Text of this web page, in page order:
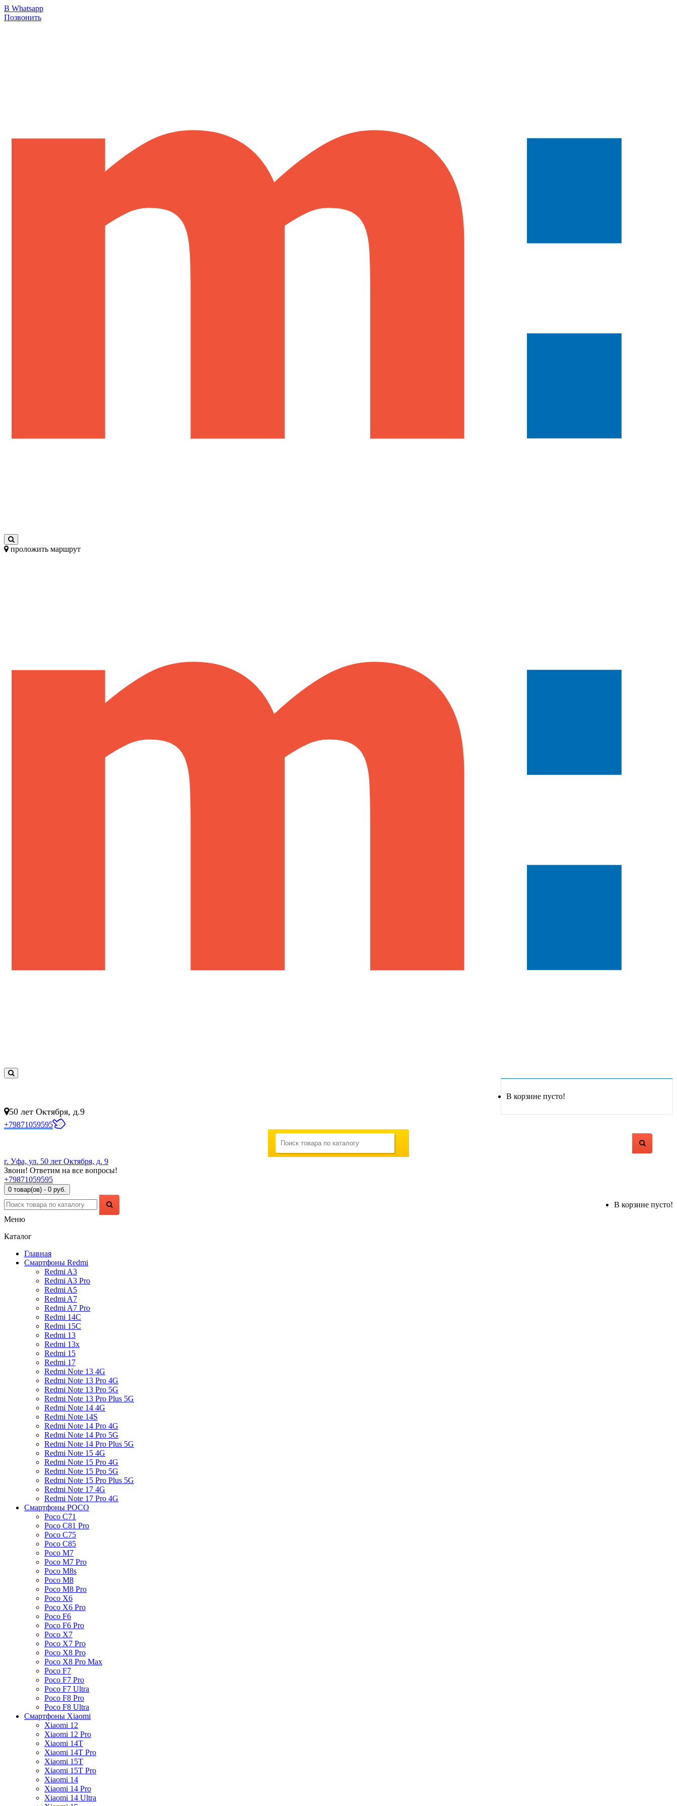
В Whatsapp
Позвонить
проложить маршрут
В корзине пусто!
50 лет Октября, д.9
+79871059595
г. Уфа, ул. 50 лет Октября, д. 9
Звони! Ответим на все вопросы!
+79871059595
0 товар(ов) - 0 руб.
В корзине пусто!
Меню
Каталог
Главная
Смартфоны Redmi
Redmi A3
Redmi A3 Pro
Redmi A5
Redmi A7
Redmi A7 Pro
Redmi 14C
Redmi 15C
Redmi 13
Redmi 13x
Redmi 15
Redmi 17
Redmi Note 13 4G
Redmi Note 13 Pro 4G
Redmi Note 13 Pro 5G
Redmi Note 13 Pro Plus 5G
Redmi Note 14 4G
Redmi Note 14S
Redmi Note 14 Pro 4G
Redmi Note 14 Pro 5G
Redmi Note 14 Pro Plus 5G
Redmi Note 15 4G
Redmi Note 15 Pro 4G
Redmi Note 15 Pro 5G
Redmi Note 15 Pro Plus 5G
Redmi Note 17 4G
Redmi Note 17 Pro 4G
Смартфоны POCO
Poco C71
Poco C81 Pro
Poco C75
Poco C85
Poco M7
Poco M7 Pro
Poco M8s
Poco M8
Poco M8 Pro
Poco X6
Poco X6 Pro
Poco F6
Poco F6 Pro
Poco X7
Poco X7 Pro
Poco X8 Pro
Poco X8 Pro Max
Poco F7
Poco F7 Pro
Poco F7 Ultra
Poco F8 Pro
Poco F8 Ultra
Смартфоны Xiaomi
Xiaomi 12
Xiaomi 12 Pro
Xiaomi 14T
Xiaomi 14T Pro
Xiaomi 15T
Xiaomi 15T Pro
Xiaomi 14
Xiaomi 14 Pro
Xiaomi 14 Ultra